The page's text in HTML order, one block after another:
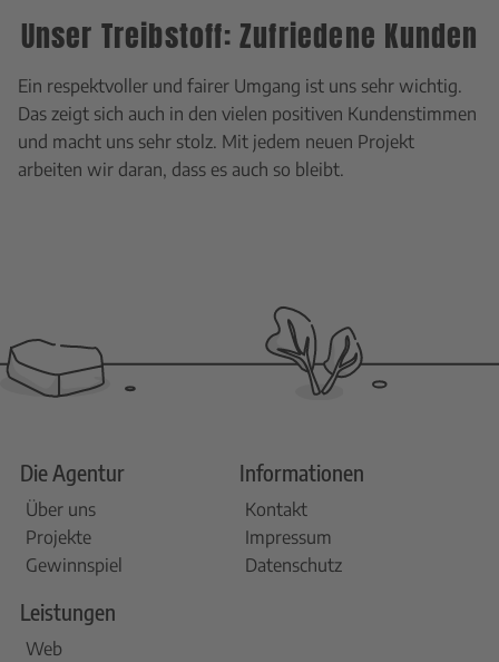
Unser Treibstoff: Zufriedene Kunden
Ein respektvoller und fairer Umgang ist uns sehr wichtig.
Das zeigt sich auch in den vielen positiven Kundenstimmen
und macht uns sehr stolz. Mit jedem neuen Projekt
arbeiten wir daran, dass es auch so bleibt.
Die Agentur
Über uns
Projekte
Gewinnspiel
Informationen
Kontakt
Impressum
Datenschutz
Leistungen
Web